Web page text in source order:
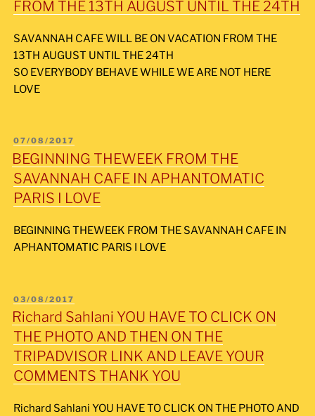
FROM THE 13TH AUGUST UNTIL THE 24TH
SAVANNAH CAFE WILL BE ON VACATION FROM THE
13TH AUGUST UNTIL THE 24TH
SO EVERYBODY BEHAVE WHILE WE ARE NOT HERE
LOVE
PUBLIÉ
LE
07/08/2017
BEGINNING THEWEEK FROM THE
SAVANNAH CAFE IN APHANTOMATIC
PARIS I LOVE
BEGINNING THEWEEK FROM THE SAVANNAH CAFE IN
APHANTOMATIC PARIS I LOVE
PUBLIÉ
LE
03/08/2017
Richard Sahlani YOU HAVE TO CLICK ON
THE PHOTO AND THEN ON THE
TRIPADVISOR LINK AND LEAVE YOUR
COMMENTS THANK YOU
Richard Sahlani YOU HAVE TO CLICK ON THE PHOTO AND